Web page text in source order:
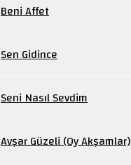
Beni Affet
Sen Gidince
Seni Nasıl Sevdim
Avşar Güzeli (Oy Akşamlar)